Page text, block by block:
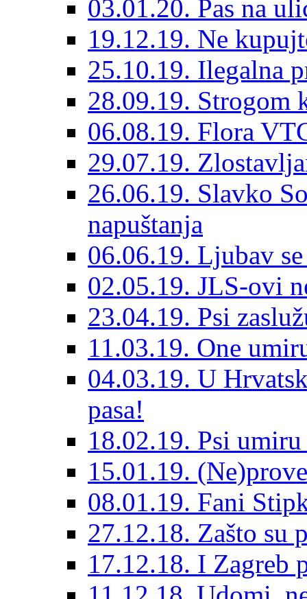
03.01.20. Pas na
19.12.19. Ne
25.10.19. Ilegalna
28.09.19. Strogom
06.08.19. Flora
29.07.19.
26.06.19. Slavko
napuštanja
06.06.19. Ljubav
02.05.19. JLS-ovi
23.04.19. Psi
11.03.19. One
04.03.19. U
pasa!
18.02.19. Psi
15.01.19.
08.01.19. Fani
27.12.18. Zašto su
17.12.18. I Zagreb